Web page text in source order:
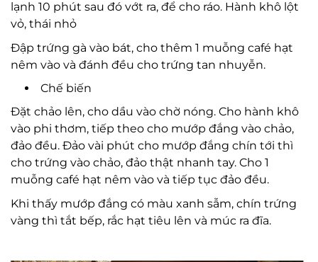
lạnh 10 phút sau đó vớt ra, để cho ráo. Hành khô lột
vỏ, thái nhỏ
Đập trứng gà vào bát, cho thêm 1 muỗng café hạt
nêm vào và đánh đều cho trứng tan nhuyễn.
Chế biến
Đặt chảo lên, cho dầu vào chờ nóng. Cho hành khô
vào phi thơm, tiếp theo cho mướp đắng vào chảo,
đảo đều. Đảo vài phút cho mướp đắng chín tới thì
cho trứng vào chảo, đảo thật nhanh tay. Cho 1
muỗng café hạt nêm vào và tiếp tục đảo đều.
Khi thấy mướp đắng có màu xanh sẫm, chín trứng
vàng thì tắt bếp, rắc hạt tiêu lên và múc ra đĩa.